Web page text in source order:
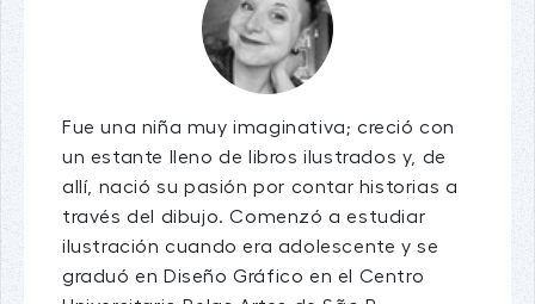
Fue una niña muy imaginativa; creció con
un estante lleno de libros ilustrados y, de
allí, nació su pasión por contar historias a
través del dibujo. Comenzó a estudiar
ilustración cuando era adolescente y se
graduó en Diseño Gráfico en el Centro